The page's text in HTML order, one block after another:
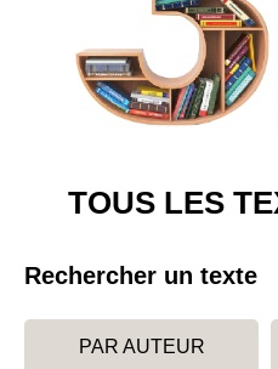
TOUS LES
Rechercher un texte
PAR AUTEUR